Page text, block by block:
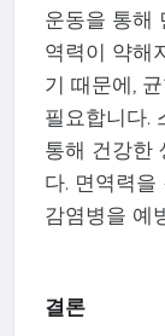
운동을 통해
역력이 약해
기 때문에,
필요합니다.
통해 건강한
다. 면역력
감염병을 예
결론